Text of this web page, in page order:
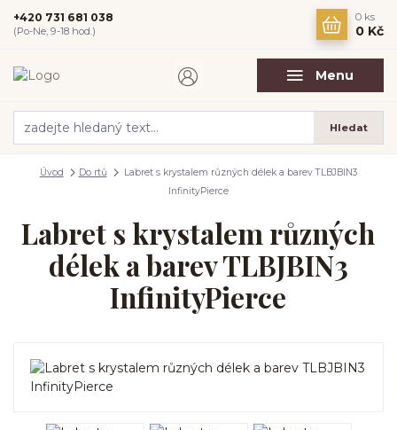
Menu
Hledat
+420 731 681 038
(Po-Ne, 9-18 hod.)
0 ks
0 Kč
Úvod Do rtů
Labret s krystalem různých délek a barev TLBJBIN3
InfinityPierce
Labret s krystalem různých
délek a barev TLBJBIN3
InfinityPierce